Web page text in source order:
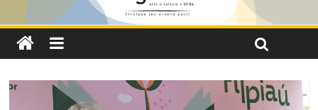
idade